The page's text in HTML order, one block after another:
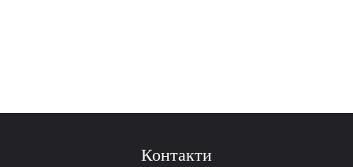
Контакти